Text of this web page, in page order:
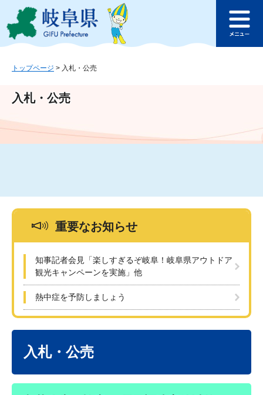
ジ
ュ
文
このページの本文へ
ュ
トップページ > 入札・公売
入札・公売
重要なお知らせ
知事記者会見「楽しすぎるぞ岐阜！岐阜県アウトドア
観光キャンペーンを実施」他
熱中症を予防しましょう
入札・公売